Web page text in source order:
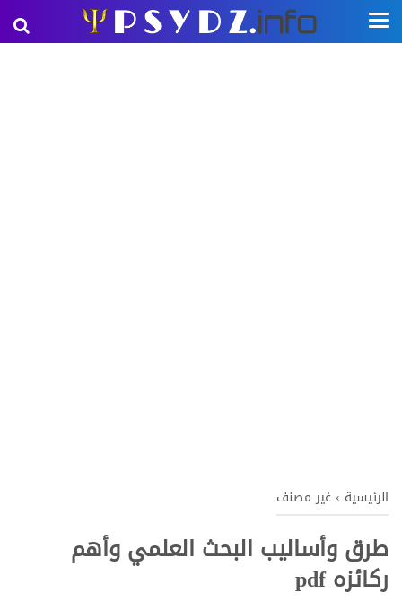
الرئيسية › غير مصنف
طرق وأساليب البحث العلمي وأهم
ركائزه pdf